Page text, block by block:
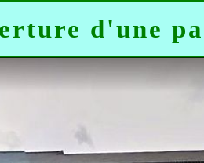
d'une